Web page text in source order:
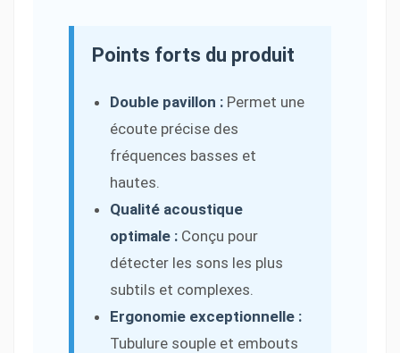
Points forts du produit
Double pavillon : Permet une
écoute précise des
fréquences basses et
hautes.
Qualité acoustique
optimale : Conçu pour
détecter les sons les plus
subtils et complexes.
Ergonomie exceptionnelle :
Tubulure souple et embouts